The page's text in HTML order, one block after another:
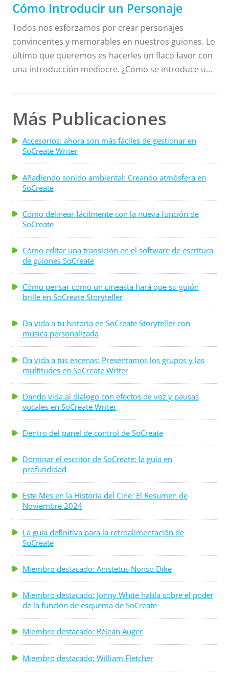
Cómo Introducir un Personaje
Todos nos esforzamos por crear personajes
convincentes y memorables en nuestros guiones. Lo
último que queremos es hacerles un flaco favor con
una introducción mediocre. ¿Cómo se introduce un
tono y comprender la importancia de esa persona
para la historia, por lo que hay que escribirla de
forma consciente. Sigue leyendo para saber cómo
puedes presentar a un personaje en función de su
propósito en la historia. La presentación de un
personaje principal suele incluir lo básico: nombre . .
Más Publicaciones
Accesorios: ahora son más fáciles de gestionar en
SoCreate Writer
Añadiendo sonido ambiental: Creando atmósfera en
SoCreate
Cómo delinear fácilmente con la nueva función de
SoCreate
Cómo editar una transición en el software de escritura
de guiones SoCreate
Cómo pensar como un cineasta hará que su guión
brille en SoCreate Storyteller
Da vida a tu historia en SoCreate Storyteller con
música personalizada
Da vida a tus escenas: Presentamos los grupos y las
multitudes en SoCreate Writer
Dando vida al diálogo con efectos de voz y pausas
vocales en SoCreate Writer
Dentro del panel de control de SoCreate
Dominar el escritor de SoCreate: la guía en
profundidad
Este Mes en la Historia del Cine: El Resumen de
Noviembre 2024
La guía definitiva para la retroalimentación de
SoCreate
Miembro destacado: Anistetus Nonso Dike
Miembro destacado: Jonny White habla sobre el poder
de la función de esquema de SoCreate
Miembro destacado: Réjean Auger
Miembro destacado: William Fletcher